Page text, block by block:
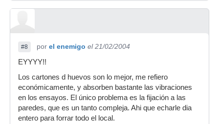
#8 por el enemigo el 21/02/2004
EYYYY!!
Los cartones d huevos son lo mejor, me refiero
económicamente, y absorben bastante las vibraciones
en los ensayos. El único problema es la fijación a las
paredes, que es un tanto compleja. Ahi que echarle dia
entero para forrar todo el local.